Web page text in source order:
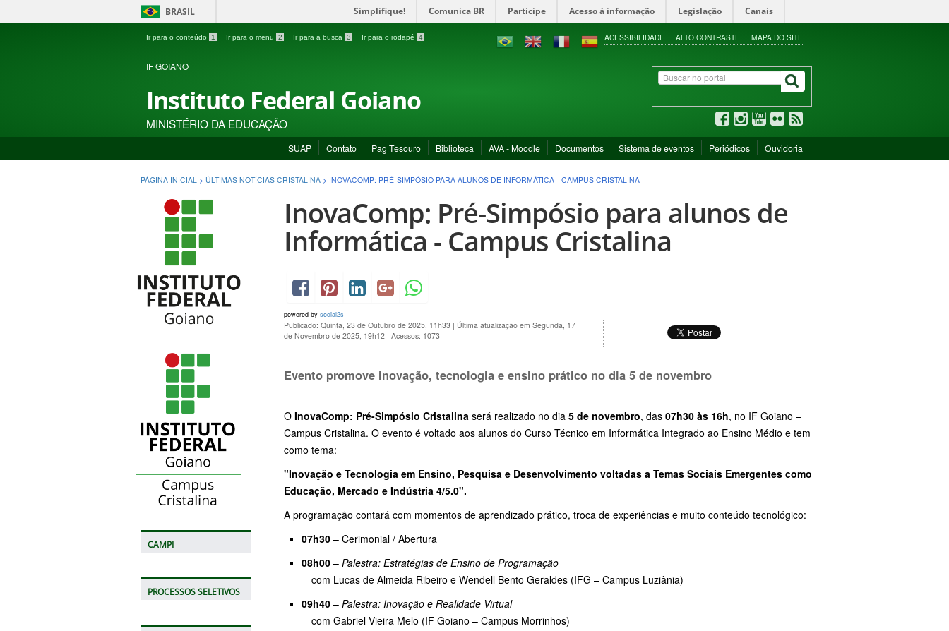
BRASIL Simplifique! Comunica BR Participe Acesso à informação Legislação Canais
Ir para o conteúdo 1 Ir para o menu 2 Ir para a busca 3 Ir para o rodapé 4 ACESSIBILIDADE ALTO CONTRASTE MAPA DO SITE
IF GOIANO
Instituto Federal Goiano
MINISTÉRIO DA EDUCAÇÃO
SUAP Contato Pag Tesouro Biblioteca AVA - Moodle Documentos Sistema de eventos Periódicos Ouvidoria
PÁGINA INICIAL > ÚLTIMAS NOTÍCIAS CRISTALINA > INOVACOMP: PRÉ-SIMPÓSIO PARA ALUNOS DE INFORMÁTICA - CAMPUS CRISTALINA
CAMPI
PROCESSOS SELETIVOS
InovaComp: Pré-Simpósio para alunos de
Informática - Campus Cristalina
powered by social2s
Publicado: Quinta, 23 de Outubro de 2025, 11h33 | Última atualização em Segunda, 17
de Novembro de 2025, 19h12 | Acessos: 1073
Evento promove inovação, tecnologia e ensino prático no dia 5 de novembro
O InovaComp: Pré-Simpósio Cristalina será realizado no dia 5 de novembro, das 07h30 às 16h, no IF Goiano –
Campus Cristalina. O evento é voltado aos alunos do Curso Técnico em Informática Integrado ao Ensino Médio e tem
como tema:
"Inovação e Tecnologia em Ensino, Pesquisa e Desenvolvimento voltadas a Temas Sociais Emergentes como
Educação, Mercado e Indústria 4/5.0".
A programação contará com momentos de aprendizado prático, troca de experiências e muito conteúdo tecnológico:
07h30 – Cerimonial / Abertura
08h00 – Palestra: Estratégias de Ensino de Programação
com Lucas de Almeida Ribeiro e Wendell Bento Geraldes (IFG – Campus Luziânia)
09h40 – Palestra: Inovação e Realidade Virtual
com Gabriel Vieira Melo (IF Goiano – Campus Morrinhos)